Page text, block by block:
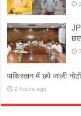
पाकिस्तान में छपे जाली
2 hours ago